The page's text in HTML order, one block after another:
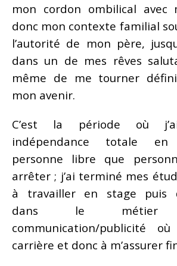
mon cordon ombilical avec
donc mon contexte familial
l’autorité de mon père,
dans un de mes rêves
même de me tourner
mon avenir.
C’est la période où
indépendance totale
personne libre que
arrêter ; j’ai terminé mes
à travailler en stage puis
dans le
communication/publicité
carrière et donc à m’assurer